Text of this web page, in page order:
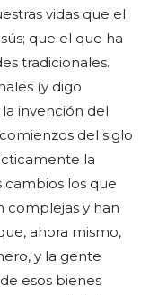
vidas que el
que el que ha
tradicionales.
(y digo
la invención del
del siglo
la
cambios los que
complejas y han
ahora mismo,
y la gente
esos bienes